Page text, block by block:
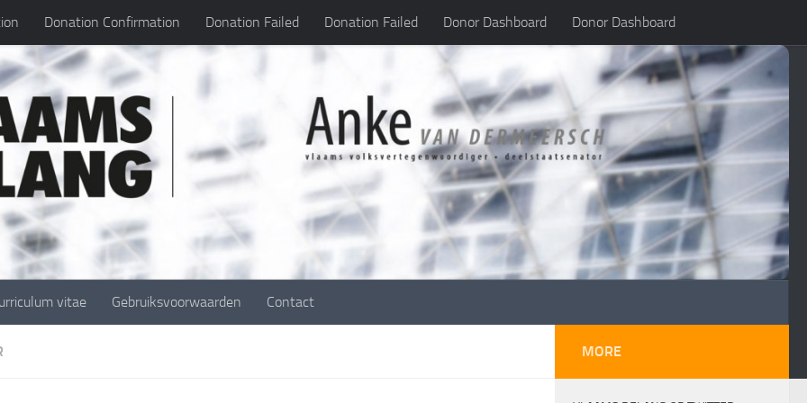
Donation Confirmation Donation Failed Donation Failed Donor Dashboard Donor Dashboard
vitae Gebruiksvoorwaarden Contact
MORE